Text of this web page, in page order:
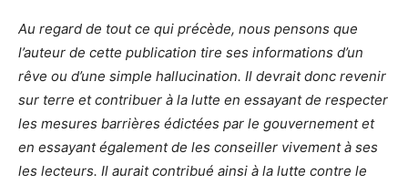
Au regard de tout ce qui précède, nous pensons que
l’auteur de cette publication tire ses informations d’un
rêve ou d’une simple hallucination. Il devrait donc revenir
sur terre et contribuer à la lutte en essayant de respecter
les mesures barrières édictées par le gouvernement et
en essayant également de les conseiller vivement à ses
les lecteurs. Il aurait contribué ainsi à la lutte contre le